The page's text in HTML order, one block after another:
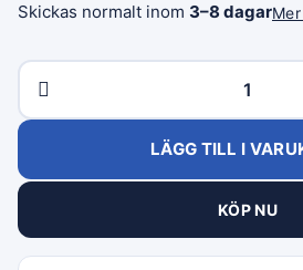
Skickas normalt inom 3–8 dagar
LÄGG TILL I
KÖP NU